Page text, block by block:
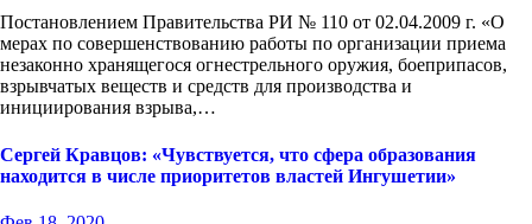
Постановлением Правительства РИ № 110 от 02.04.2009 г. «О
мерах по совершенствованию работы по организации приема
незаконно хранящегося огнестрельного оружия, боеприпасов,
взрывчатых веществ и средств для производства и
инициирования взрыва,…
Сергей Кравцов: «Чувствуется, что сфера образования
находится в числе приоритетов властей Ингушетии»